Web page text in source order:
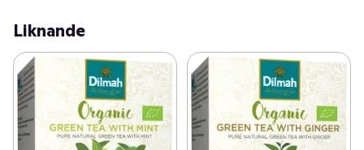
kontinuerligt befolkningen till bl a egen försörjning. Det
materiel. De har även startat t e x flera skolor, barnhem
och sjukhus. Läs mer på www.mjffoundation.org.
Dilmah Conservation startades 2007 tillsammans med
FN och IUCN (International Union for Conservation of
Nature www.iucn.org) för att bl a rädda och bevara
Liknande